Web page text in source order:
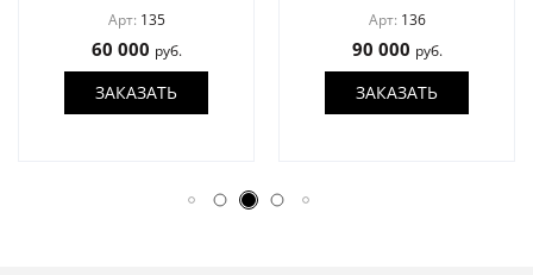
Арт: 135
60 000 руб.
ЗАКАЗАТЬ
Арт: 136
90 000 руб.
ЗАКАЗАТЬ